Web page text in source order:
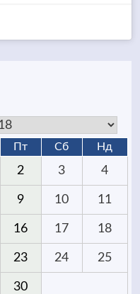
Пт Сб Нд
2 3 4
9 10 11
16 17 18
23 24 25
30